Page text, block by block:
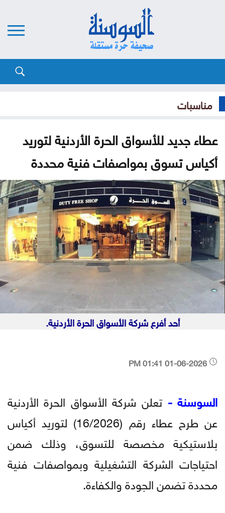
مناسبات
عطاء جديد للأسواق الحرة الأردنية لتوريد
أكياس تسوق بمواصفات فنية محددة
أحد أفرع شركة الأسواق الحرة الأردنية.
السوسنة - تعلن شركة الأسواق الحرة الأردنية
عن طرح عطاء رقم (16/2026) لتوريد أكياس
بلاستيكية مخصصة للتسوق، وذلك ضمن
احتياجات الشركة التشغيلية وبمواصفات فنية
محددة تضمن الجودة والكفاءة.